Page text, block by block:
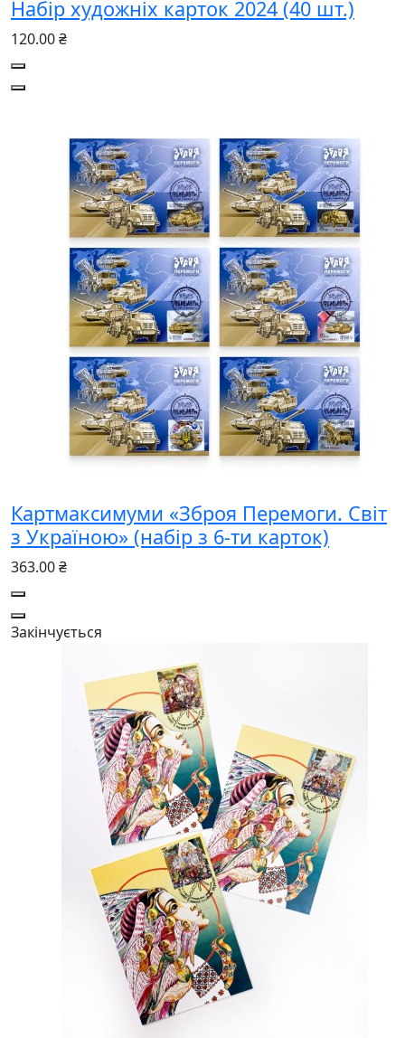
Набір художніх карток 2024 (40 шт.)
120.00 ₴
Картмаксимуми «Зброя Перемоги. Світ
з Україною» (набір з 6-ти карток)
363.00 ₴
Закінчується